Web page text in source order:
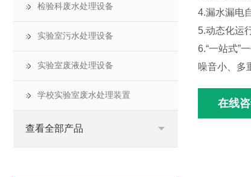
4.漏水漏电
5.动态化运
6.“一站式”
噪音小、多
在线
检验科废水处理设备
实验室污水处理设备
实验室废液处理设备
学校实验室废水处理装置
查看全部产品